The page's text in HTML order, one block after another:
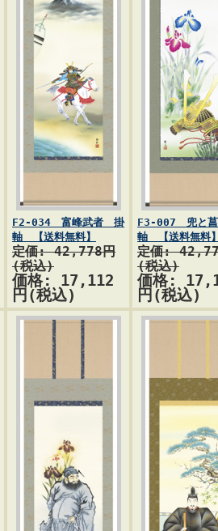
F2-034 富峰武者 掛
軸 【送料無料】
定価: 42,778円
(税込)
価格: 17,112
円(税込)
F3-007 兜と
軸 【送料無料】
定価:
(税込)
価格:
円(税込)